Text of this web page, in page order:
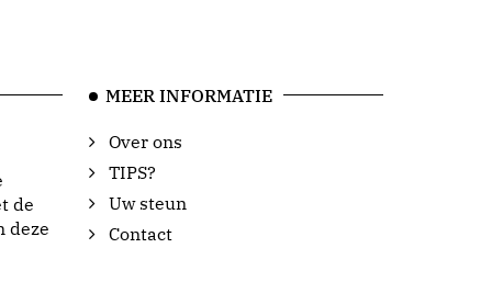
de
deze
MEER INFORMATIE
Over ons
TIPS?
Uw steun
Contact